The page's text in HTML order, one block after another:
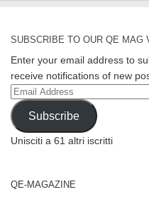
SUBSCRIBE TO OUR QE MAG
Enter your email address to
receive notifications of new
Email
Address
Subscribe
Unisciti a 61 altri iscritti
QE-MAGAZINE